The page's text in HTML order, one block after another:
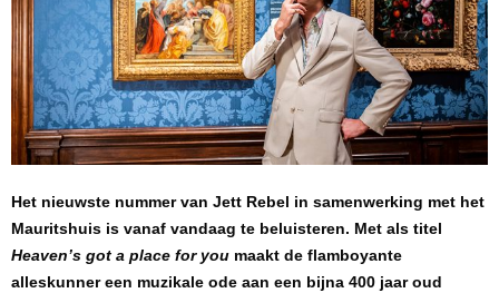
Het nieuwste nummer van Jett Rebel in samenwerking met het
Mauritshuis is vanaf vandaag te beluisteren. Met als titel
Heaven’s got a place for you maakt de flamboyante
alleskunner een muzikale ode aan een bijna 400 jaar oud